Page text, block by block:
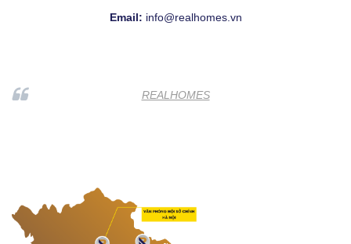
Email: info@realhomes.vn
REALHOMES